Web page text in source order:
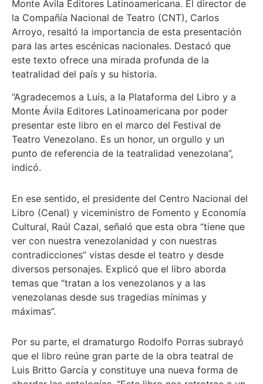
Monte Ávila Editores Latinoamericana. El director de
la Compañía Nacional de Teatro (CNT), Carlos
Arroyo, resaltó la importancia de esta presentación
para las artes escénicas nacionales. Destacó que
este texto ofrece una mirada profunda de la
teatralidad del país y su historia.
“Agradecemos a Luis, a la Plataforma del Libro y a
Monte Ávila Editores Latinoamericana por poder
presentar este libro en el marco del Festival de
Teatro Venezolano. Es un honor, un orgullo y un
punto de referencia de la teatralidad venezolana”,
indicó.
En ese sentido, el presidente del Centro Nacional del
Libro (Cenal) y viceministro de Fomento y Economía
Cultural, Raúl Cazal, señaló que esta obra “tiene que
ver con nuestra venezolanidad y con nuestras
contradicciones” vistas desde el teatro y desde
diversos personajes. Explicó que el libro aborda
temas que “tratan a los venezolanos y a las
venezolanas desde sus tragedias mínimas y
máximas”.
Por su parte, el dramaturgo Rodolfo Porras subrayó
que el libro reúne gran parte de la obra teatral de
Luis Britto García y constituye una nueva forma de